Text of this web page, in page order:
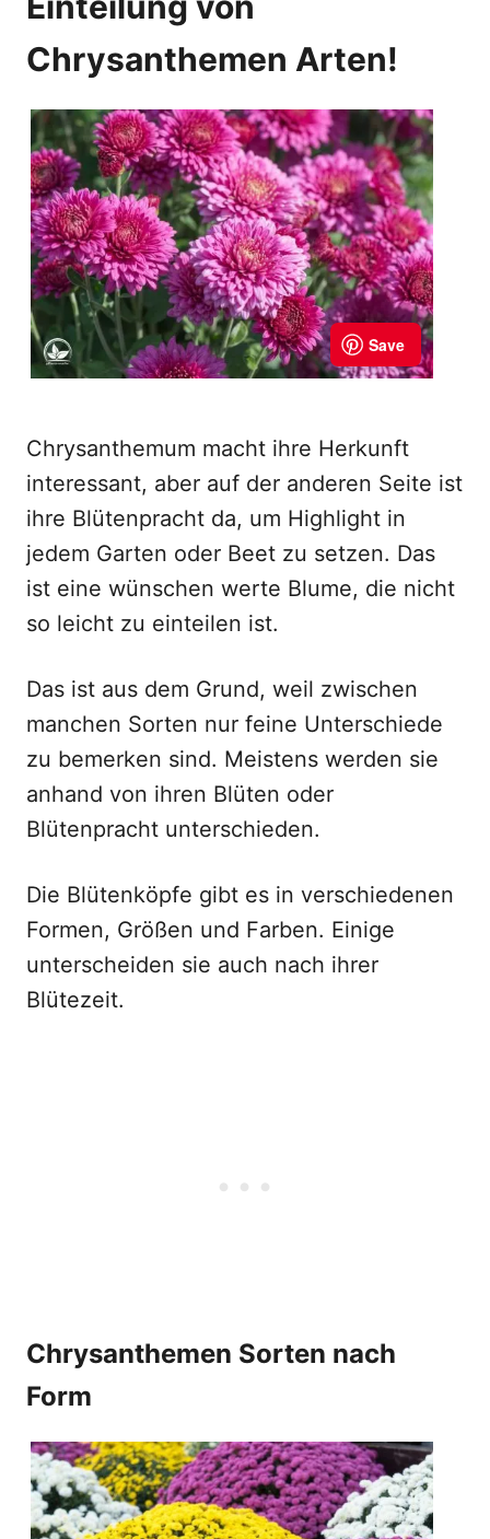
Chrysanthemen Arten!
Chrysanthemum macht ihre Herkunft
interessant, aber auf der anderen Seite ist
ihre Blütenpracht da, um Highlight in
jedem Garten oder Beet zu setzen. Das
ist eine wünschen werte Blume, die nicht
so leicht zu einteilen ist.
Das ist aus dem Grund, weil zwischen
manchen Sorten nur feine Unterschiede
zu bemerken sind. Meistens werden sie
anhand von ihren Blüten oder
Blütenpracht unterschieden.
Die Blütenköpfe gibt es in verschiedenen
Formen, Größen und Farben. Einige
unterscheiden sie auch nach ihrer
Blütezeit.
Chrysanthemen Sorten nach
Form